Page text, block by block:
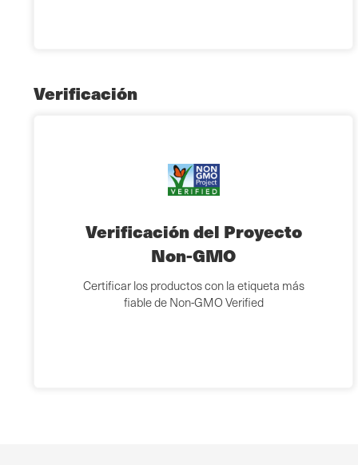
Verificación
Verificación del Proyecto
Non-GMO
Certificar los productos con la etiqueta más
fiable de Non-GMO Verified